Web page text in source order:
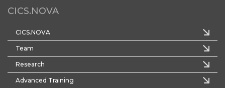
CICS.NOVA
CICS.NOVA
Team
Research
Advanced Training